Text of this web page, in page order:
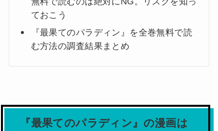
ておこう
『最果てのパラディン』を全巻無料で読
む方法の調査結果まとめ
『最果てのパラディン』の漫画は